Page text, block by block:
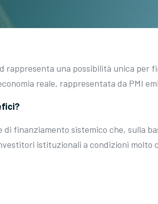
rappresenta una possibilità unica per
reale, rappresentata da PMI
di finanziamento sistemico che, sulla
istituzionali a condizioni molto